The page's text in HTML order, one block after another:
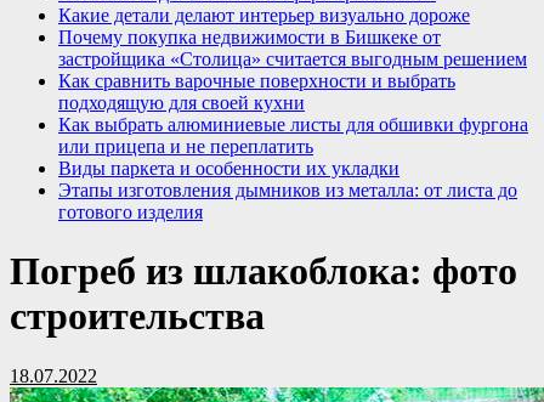
Какие детали делают интерьер визуально дороже
Почему покупка недвижимости в Бишкеке от
застройщика «Столица» считается выгодным решением
Как сравнить варочные поверхности и выбрать
подходящую для своей кухни
Как выбрать алюминиевые листы для обшивки фургона
или прицепа и не переплатить
Виды паркета и особенности их укладки
Этапы изготовления дымников из металла: от листа до
готового изделия
Погреб из шлакоблока: фото
строительства
18.07.2022